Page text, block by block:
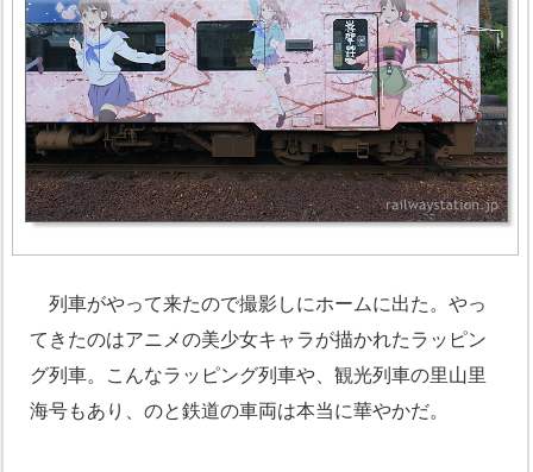
列車がやって来たので撮影しにホームに出た。やっ
てきたのはアニメの美少女キャラが描かれたラッピン
グ列車。こんなラッピング列車や、観光列車の里山里
海号もあり、のと鉄道の車両は本当に華やかだ。